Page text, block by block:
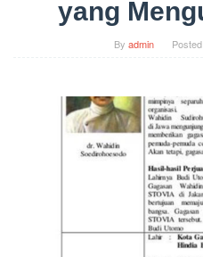
yang
By admin